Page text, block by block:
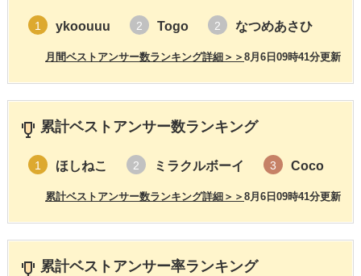
1 ykoouuu 2 Togo 2 なつめあさひ
8月6日09時41分更新
月間ベストアンサー数ランキング詳細＞＞
累計ベストアンサー数ランキング
1 ほしねこ 2 ミラクルボーイ 3 Coco
8月6日09時41分更新
累計ベストアンサー数ランキング詳細＞＞
累計ベストアンサー率ランキング